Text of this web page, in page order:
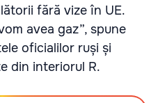
fără vize în UE.
avea gaz”, spune
oficialilor ruși și
din interiorul R.